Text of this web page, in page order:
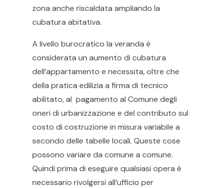
zona anche riscaldata ampliando la
cubatura abitativa.
A livello burocratico la veranda è
considerata un aumento di cubatura
dell’appartamento e necessita, oltre che
della pratica edilizia a firma di tecnico
abilitato, al pagamento al Comune degli
oneri di urbanizzazione e del contributo sul
costo di costruzione in misura variabile a
secondo delle tabelle locali. Queste cose
possono variare da comune a comune.
Quindi prima di eseguire qualsiasi opera è
necessario rivolgersi all’ufficio per